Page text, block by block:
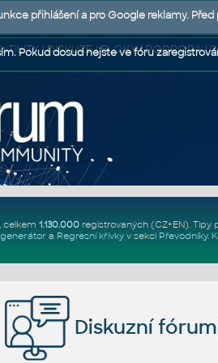
| DISKUZE | BLOKY | PODPORA |
celkem 1.130.000registrovaných (CZ+EN). Tipy
a Regresní křivkyv sekci Převodníky.
Diskuzní
přihlášení a pro Google reklamy.
Pokud dosud nejste ve fóru